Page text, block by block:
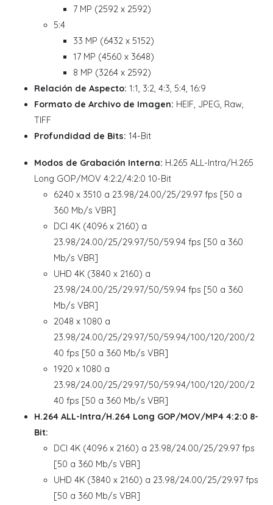
7 MP (2592 x 2592)
5:4
33 MP (6432 x 5152)
17 MP (4560 x 3648)
8 MP (3264 x 2592)
Relación de Aspecto: 1:1, 3:2, 4:3, 5:4, 16:9
Formato de Archivo de Imagen: HEIF, JPEG, Raw,
TIFF
Profundidad de Bits: 14-Bit
Modos de Grabación Interna: H.265 ALL-Intra/H.265
Long GOP/MOV 4:2:2/4:2:0 10-Bit
6240 x 3510 a 23.98/24.00/25/29.97 fps [50 a
360 Mb/s VBR]
DCI 4K (4096 x 2160) a
23.98/24.00/25/29.97/50/59.94 fps [50 a 360
Mb/s VBR]
UHD 4K (3840 x 2160) a
23.98/24.00/25/29.97/50/59.94 fps [50 a 360
Mb/s VBR]
2048 x 1080 a
23.98/24.00/25/29.97/50/59.94/100/120/200/2
40 fps [50 a 360 Mb/s VBR]
1920 x 1080 a
23.98/24.00/25/29.97/50/59.94/100/120/200/2
40 fps [50 a 360 Mb/s VBR]
H.264 ALL-Intra/H.264 Long GOP/MOV/MP4 4:2:0 8-
Bit:
DCI 4K (4096 x 2160) a 23.98/24.00/25/29.97 fps
[50 a 360 Mb/s VBR]
UHD 4K (3840 x 2160) a 23.98/24.00/25/29.97 fps
[50 a 360 Mb/s VBR]